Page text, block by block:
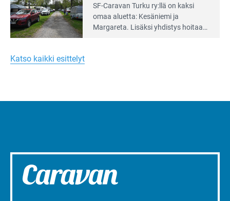
Lue
Leirintäoppaan
artikkeli:
Merellinen
Turun
liepeillä
SF-Caravan Turku ry:llä on kaksi
omaa aluet­ta: Kesäniemi ja
Margareta. Lisäksi yhdis­tys hoitaa
Katso kaikki esittelyt